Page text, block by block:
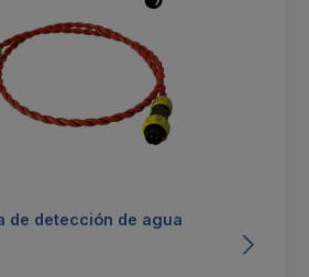
de detección de agua